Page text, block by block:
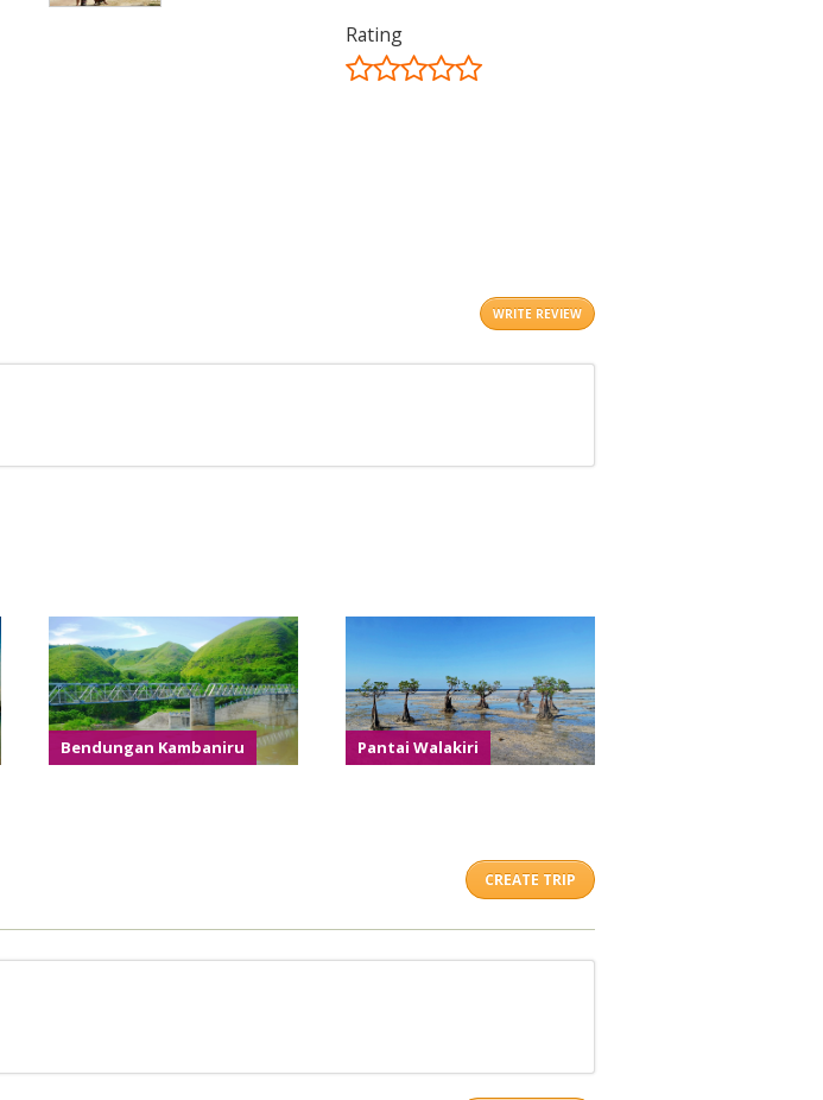
Rating
WRITE REVIEW
Bendungan Kambaniru Pantai Walakiri
CREATE TRIP